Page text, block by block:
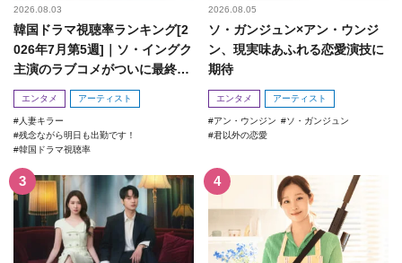
2026.08.03
韓国ドラマ視聴率ランキング[2
026年7月第5週]｜ソ・イングク
主演のラブコメがついに最終
回！
エンタメ アーティスト
人妻キラー
残念ながら明日も出勤です！
韓国ドラマ視聴率
2026.08.05
ソ・ガンジュン×アン・ウンジ
ン、現実味あふれる恋愛演技に
期待
エンタメ アーティスト
アン・ウンジン
ソ・ガンジュン
君以外の恋愛